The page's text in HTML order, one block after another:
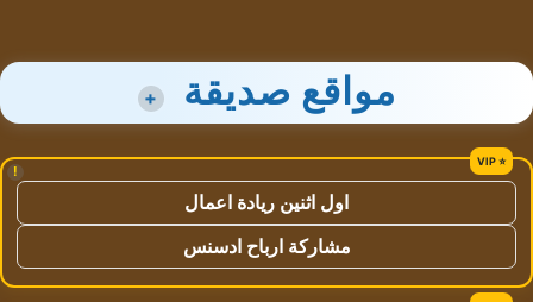
مواقع صديقة +
!
اول اثنين ريادة اعمال
مشاركة ارباح ادسنس